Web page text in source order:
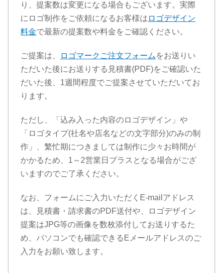
り、提案数は変更になる場合もございます。実際
にロゴ制作をご依頼になるお客様は ロゴデザイン
料金で最新の提案数や料金をご確認ください。
ご提案は、 ロゴマークご注文フォーム をお送りい
ただいた後にお送りする見積書(PDF)をご確認いた
だいた後、1週間程度でご提案させていただいてお
ります。
ただし、「込み入った内容のロゴデザイン」や
「ロゴタイプ(社名や店名などの文字部分)のみの制
作」、繁忙期につきましては制作に少々お時間が
かかるため、1～2営業日プラスとなる場合がござ
いますのでご了承ください。
なお、フォームにご入力いただくE-mailアドレス
は、見積書・請求書のPDF送付や、ロゴデザイン
提案はJPG等の画像を数枚添付してお送りするた
め、パソコンでも確認できるEメールアドレスのご
入力をお願い致します。